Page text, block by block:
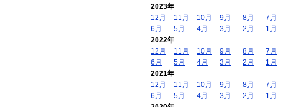
2023年
12月
11月 10月 9月 8月
7月
6月
5月 4月 3月 2月
1月
2022年
12月
11月 10月 9月 8月
7月
6月
5月 4月 3月 2月
1月
2021年
12月
11月 10月 9月 8月
7月
6月
5月 4月 3月 2月
1月